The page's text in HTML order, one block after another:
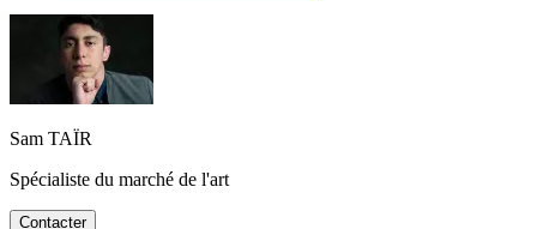
Sam TAÏR
Spécialiste du marché de l'art
Contacter